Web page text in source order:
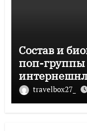
Состав и
поп-
музыка и
travelbox27_